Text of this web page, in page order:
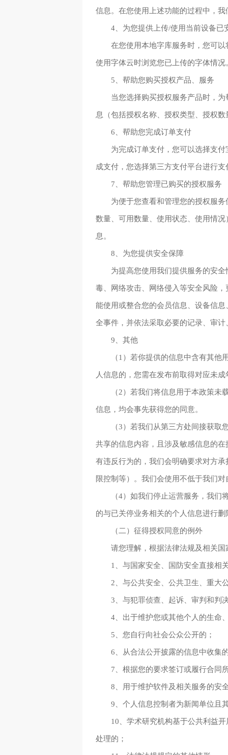
信息。在您使用上述功能的过程中，
4、为您提供上传/使用当前设备已
在您使用本地字库服务时，您可
使用字体云时浏览您已上传的字体情
5、帮助您购买授权产品、服务
当您选择购买授权服务产品时，
息（包括授权名称、授权类型、授权
6、帮助您完成订单支付
为完成订单支付，您可以选择支
成支付，您选择第三方支付平台进行
7、帮助您管理已购买的授权服务
为便于您查看和管理您的授权服
数量、可用数量、使用状态、使用情
息。
8、为您提供安全保障
为提高您使用我们提供服务的安
毒、网络攻击、网络侵入等安全风险
能使用或整合您的会员信息、设备信
全事件，并依法采取必要的记录、审
9、其他
（1）若你提供的信息中含有其
人信息的，您需在发布前取得对应未
（2）若我们将信息用于本政策
信息，均会事先获得您的同意。
（3）若我们从第三方处间接获
共享的信息内容，且涉及敏感信息的
有违反行为的，我们会明确要求对方
限控制等）。我们会使用不低于我们
（4）如我们停止运营服务，我
的与已关停业务相关的个人信息进行
（二）征得授权同意的例外
请您理解，根据法律法规及相关
1、与国家安全、国防安全直接相
2、与公共安全、公共卫生、重大
3、与犯罪侦查、起诉、审判和判
4、出于维护您或其他个人的生命
5、您自行向社会公众公开的；
6、从合法公开披露的信息中收集
7、根据您的要求签订或履行合同
8、用于维护软件及相关服务的安
9、个人信息控制者为新闻单位且
10、学术研究机构基于公共利益
处理的；